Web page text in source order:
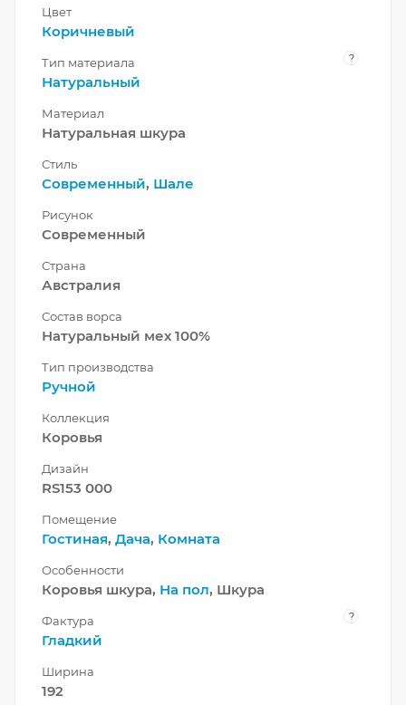
Цвет
Коричневый
Тип материала ?
Натуральный
Материал
Натуральная шкура
Стиль
Современный, Шале
Рисунок
Современный
Страна
Австралия
Состав ворса
Натуральный мех 100%
Тип производства
Ручной
Коллекция
Коровья
Дизайн
RS153 000
Помещение
Гостиная, Дача, Комната
Особенности
Коровья шкура, На пол, Шкура
Фактура ?
Гладкий
Ширина
192